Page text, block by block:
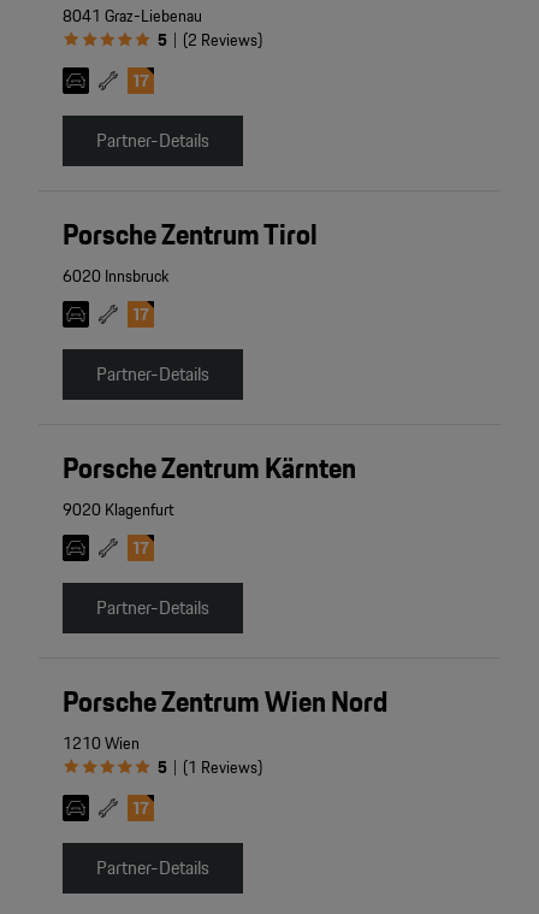
8041 Graz-Liebenau
5 | (2 Reviews)
Partner-Details
Porsche Zentrum Tirol
6020 Innsbruck
Partner-Details
Porsche Zentrum Kärnten
9020 Klagenfurt
Partner-Details
Porsche Zentrum Wien Nord
1210 Wien
5 | (1 Reviews)
Partner-Details